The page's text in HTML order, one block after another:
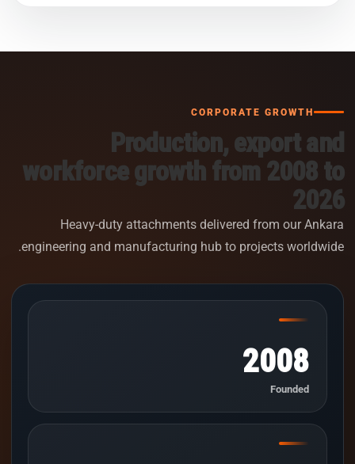
CORPORATE GROWTH
Production, export and
workforce growth from 2008 to
2026
Heavy-duty attachments delivered from our Ankara
engineering and manufacturing hub to projects worldwide.
2008
Founded